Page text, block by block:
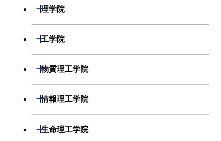
理学院
開閉
化学系
初年次専門科目
工学院
開閉
機械系
電気電子系
物質理工学院
開閉
材料系
情報理工学院
開閉
数理・計算科学系
生命理工学院
開閉